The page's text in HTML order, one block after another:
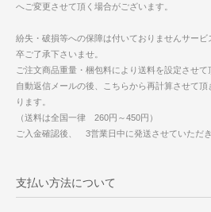
へご変更させて頂く場合がございます。
紛失・破損等への保障は付いておりませんサー
卒ご了承下さいませ。
ご注文商品重量・梱包料により送料を設定させて
自動返信メールの後、こちらから再計算させて
ります。
（送料は全国一律 260円～450円）
ご入金確認後、 3営業日中に発送させていただ
支払い方法について